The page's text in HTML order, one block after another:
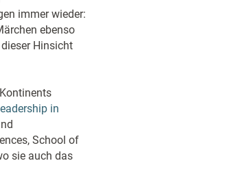
immer wieder:
ebenso
Hinsicht
in
School of
sie auch das